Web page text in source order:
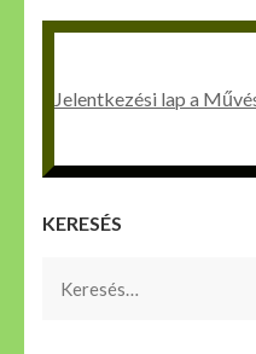
Jelentkezési lap a
KERESÉS
Keresés: